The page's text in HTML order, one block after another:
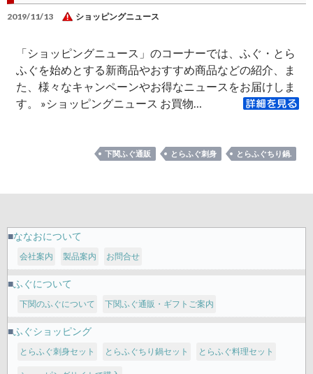
2019/11/13 ショッピングニュース
「ショッピングニュース」のコーナーでは、ふぐ・とら
ふぐを始めとする新商品やおすすめ商品などの紹介、ま
た、様々なキャンペーンやお得なニュースをお届けしま
す。 »ショッピングニュース お買物…
下関ふぐ通販 とらふぐ刺身 とらふぐちり鍋.
ななおについて
会社案内 製品案内 お問合せ
ふぐについて
下関のふぐについて 下関ふぐ通販・ギフトご案内
ふぐショッピング
とらふぐ刺身セット とらふぐちり鍋セット とらふぐ料理セット